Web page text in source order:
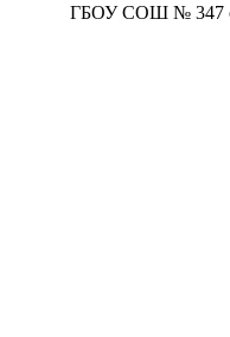
ГБОУ СОШ № 347 с